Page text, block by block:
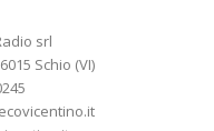
srl
Schio (VI)